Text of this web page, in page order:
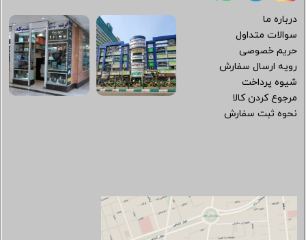
درباره ما
سوالات متداول
حریم خصوصی
رویه ارسال سفارش
شیوه پرداخت
مرجوع کردن کالا
نحوه ثبت سفارش